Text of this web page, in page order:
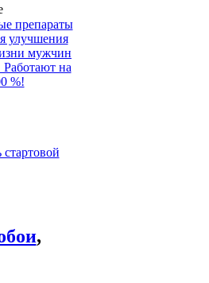
препараты
улучшения
мужчин
на
%!
стартовой
,